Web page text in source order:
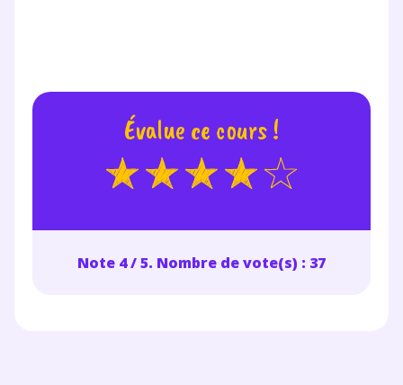
Évalue ce cours !
Note 4 / 5. Nombre de vote(s) : 37
la marque myMaxicours, afin que SEJER puisse vous donner
accès au service de soutien scolaire pendant 24h. Pour en
savoir plus sur la gestion de vos données personnelles et
pour exercer vos droits, vous pouvez consulter